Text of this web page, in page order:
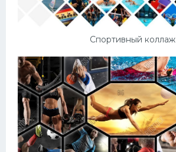
Спортивный коллаж